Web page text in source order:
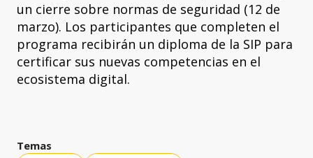
un cierre sobre normas de seguridad (12 de
marzo). Los participantes que completen el
programa recibirán un diploma de la SIP para
certificar sus nuevas competencias en el
ecosistema digital.
Temas